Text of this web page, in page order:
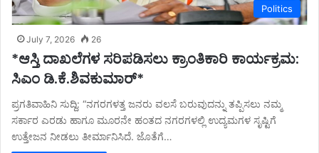
Politics
July 7, 2026 26
*ಆಸ್ತಿ ದಾಖಲೆಗಳ ಸರಿಪಡಿಸಲು ಕ್ರಾಂತಿಕಾರಿ ಕಾರ್ಯಕ್ರಮ:
ಸಿಎಂ ಡಿ.ಕೆ.ಶಿವಕುಮಾರ್*
ಪ್ರಗತಿವಾಹಿನಿ ಸುದ್ದಿ: “ನಗರಗಳತ್ತ ಜನರು ವಲಸೆ ಬರುವುದನ್ನು ತಪ್ಪಿಸಲು ನಮ್ಮ
ಸರ್ಕಾರ ಎರಡು ಹಾಗೂ ಮೂರನೇ ಹಂತದ ನಗರಗಳಲ್ಲಿ ಉದ್ಯಮಗಳ ಸೃಷ್ಟಿಗೆ
ಉತ್ತೇಜನ ನೀಡಲು ತೀರ್ಮಾನಿಸಿದೆ. ಜೊತೆಗೆ…